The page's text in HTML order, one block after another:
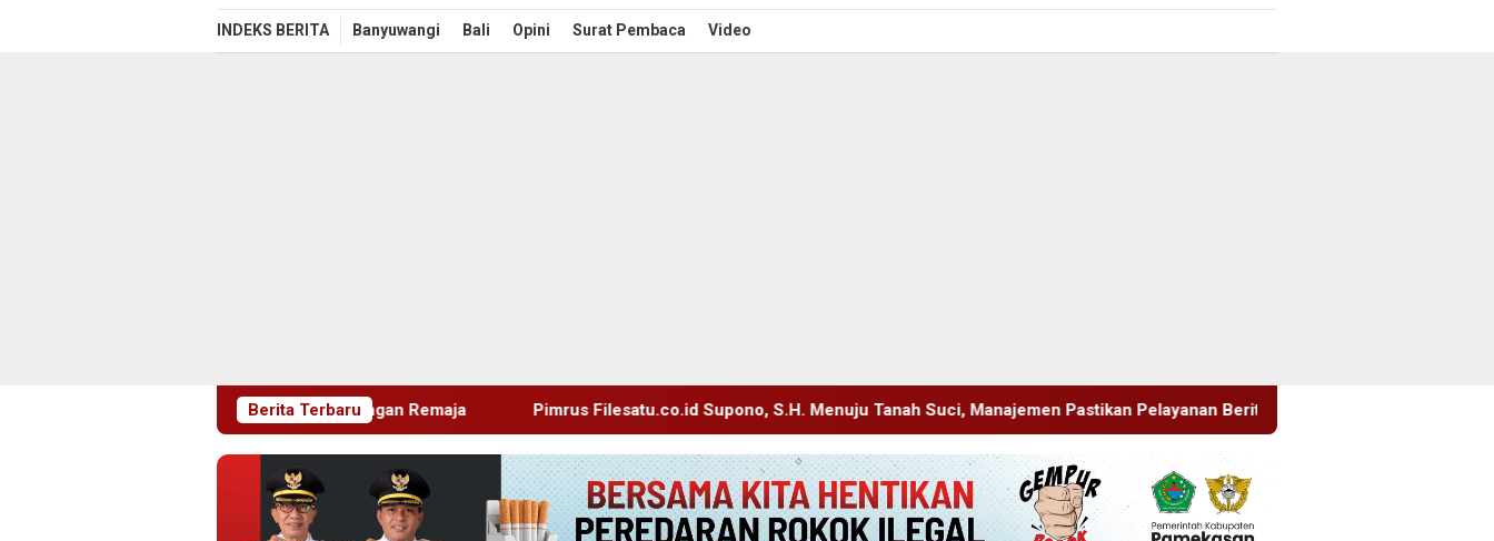
INDEKS BERITA Banyuwangi Bali Opini Surat Pembaca Video
Berita Terbaru
Pimrus Filesatu.co.id Supono, S.H. Menuju Tanah Suci, Manajemen Pastikan Pelayanan Berita Tetap Maksimal Rudenim Pusat Tanjung Pinang